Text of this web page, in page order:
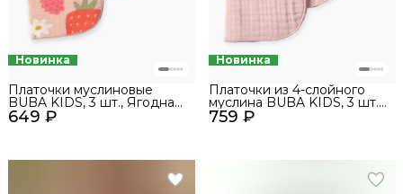
Новинка
649 ₽
Платочки муслиновые
BUBA KIDS, 3 шт., Ягодная
поляна/Пудра/Сливочный
Новинка
759 ₽
Платочки из 4-слойного
муслина BUBA KIDS, 3 шт.,
Пудра/Сливочный, 20х20